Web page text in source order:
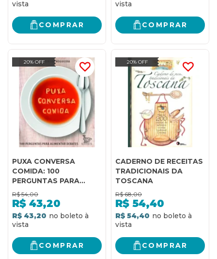
COMPRAR COMPRAR
20% OFF
PUXA CONVERSA
COMIDA: 100
PERGUNTAS PARA
ALIMENTAR DEBATES
R$ 54,00
R$ 43,20
R$ 43,20
COMPRAR
20% OFF
CADERNO DE RECEITAS
TRADICIONAIS DA
TOSCANA
R$ 68,00
R$ 54,40
R$ 54,40
COMPRAR